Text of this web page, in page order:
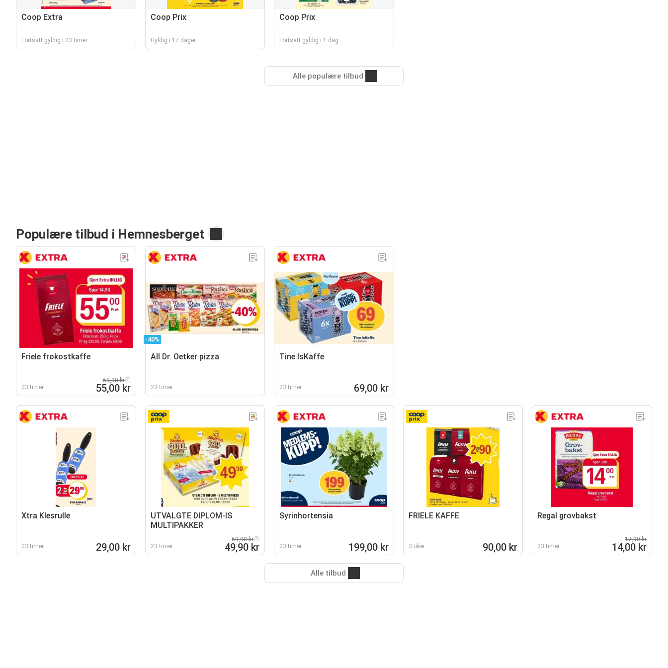
Coop Extra
Fortsatt gyldig i 23 timer
Coop Prix
Gyldig i 17 dager
Coop Prix
Fortsatt gyldig i 1 dag
Alle populære tilbud
Populære tilbud i Hemnesberget
Friele frokostkaffe
23 timer
69,90 kr
55,00 kr
-40%
All Dr. Oetker pizza
23 timer
Tine IsKaffe
23 timer 69,00 kr
Xtra Klesrulle
23 timer 29,00 kr
UTVALGTE DIPLOM-IS
MULTIPAKKER
23 timer
69,90 kr
49,90 kr
Syrinhortensia
23 timer 199,00 kr
FRIELE KAFFE
3 uker 90,00 kr
Regal grovbakst
23 timer
17,90 kr
14,00 kr
Alle tilbud